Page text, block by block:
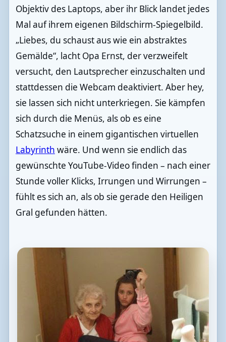
Objektiv des Laptops, aber ihr Blick landet jedes
Mal auf ihrem eigenen Bildschirm-Spiegelbild.
„Liebes, du schaust aus wie ein abstraktes
Gemälde“, lacht Opa Ernst, der verzweifelt
versucht, den Lautsprecher einzuschalten und
stattdessen die Webcam deaktiviert. Aber hey,
sie lassen sich nicht unterkriegen. Sie kämpfen
sich durch die Menüs, als ob es eine
Schatzsuche in einem gigantischen virtuellen
Labyrinth wäre. Und wenn sie endlich das
gewünschte YouTube-Video finden – nach einer
Stunde voller Klicks, Irrungen und Wirrungen –
fühlt es sich an, als ob sie gerade den Heiligen
Gral gefunden hätten.